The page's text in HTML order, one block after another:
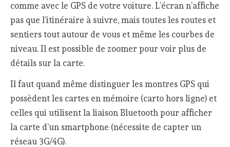
comme avec le GPS de votre voiture. L’écran n’affiche
pas que l’itinéraire à suivre, mais toutes les routes et
sentiers tout autour de vous et même les courbes de
niveau. Il est possible de zoomer pour voir plus de
détails sur la carte.
Il faut quand même distinguer les montres GPS qui
possèdent les cartes en mémoire (carto hors ligne) et
celles qui utilisent la liaison Bluetooth pour afficher
la carte d’un smartphone (nécessite de capter un
réseau 3G/4G).